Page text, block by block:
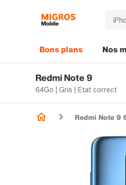
Bons plans Nos
Redmi Note 9
64Go | Gris | Etat correct
Redmi Note 9